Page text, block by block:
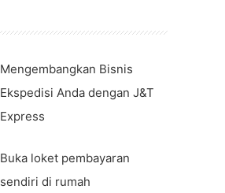
Mengembangkan Bisnis
Ekspedisi Anda dengan J&T
Express
Buka loket pembayaran
sendiri di rumah